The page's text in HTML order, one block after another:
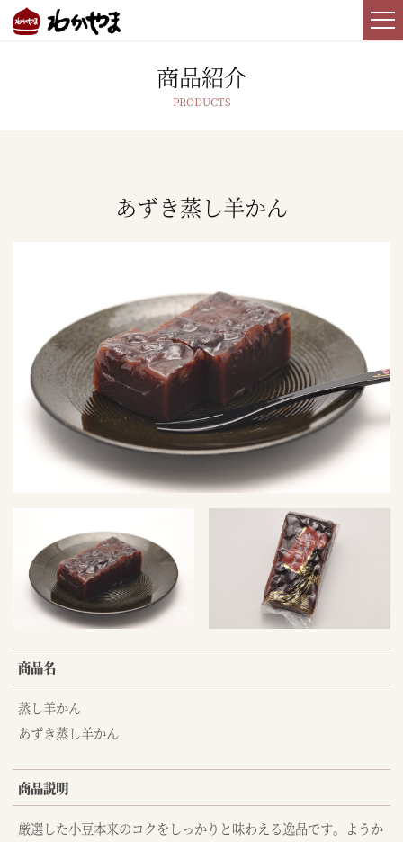
商品紹介
あずき蒸し羊かん
商品名
蒸し羊かん
あずき蒸し羊かん
商品説明
厳選した小豆本来のコクをしっかりと味わえる逸品です。ようか